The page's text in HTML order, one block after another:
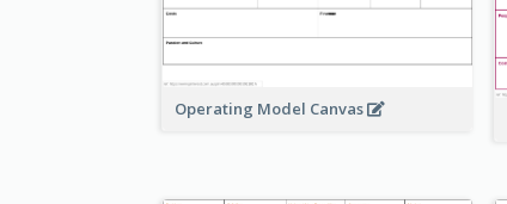
Operating Model Canvas